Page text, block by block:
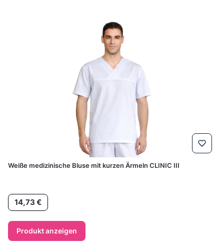
Weiße medizinische Bluse mit kurzen Ärmeln CLINIC III
Preis
14,73 €
Produkt anzeigen